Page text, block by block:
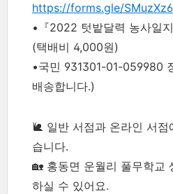
https://forms.gle/
•『2022 텃밭달력 농사일
(택배비 4,000원)
•국민 931301-01-059980
배송합니다.)
🐌 일반 서점과 온라인 서
습니다.
🏡 홍동면 운월리 풀무학교
하실 수 있어요.